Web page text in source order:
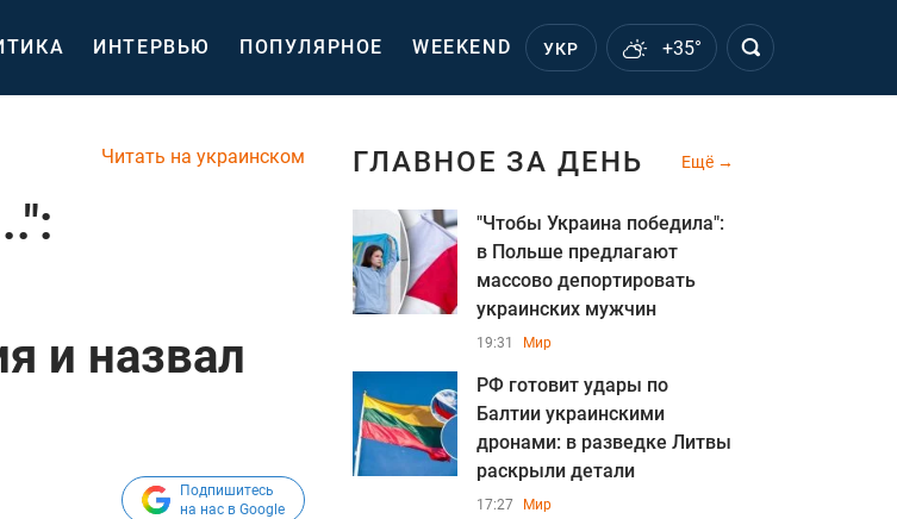
ИНТЕРВЬЮ ПОПУЛЯРНОЕ WEEKEND УКР +35°
Читать на украинском
и назвал
Подпишитесь
на нас в Google
ГЛАВНОЕ ЗА ДЕНЬ Ещё
"Чтобы Украина победила":
в Польше предлагают
массово депортировать
украинских мужчин
19:31 Мир
РФ готовит удары по
Балтии украинскими
дронами: в разведке Литвы
раскрыли детали
17:27 Мир